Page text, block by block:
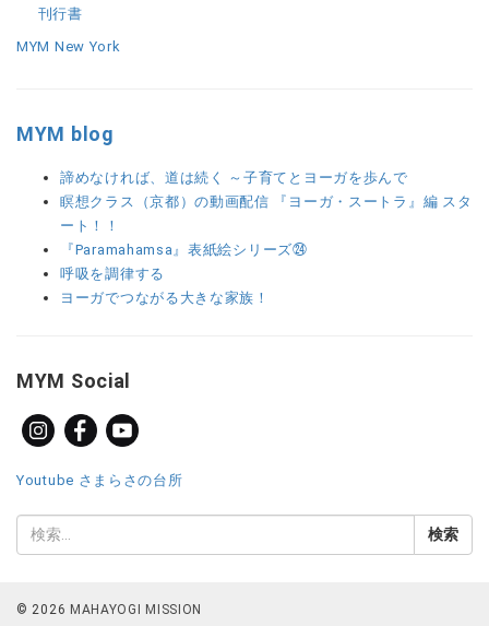
刊行書
MYM New York
MYM blog
諦めなければ、道は続く ～子育てとヨーガを歩んで
瞑想クラス（京都）の動画配信 『ヨーガ・スートラ』編 スタ
ート！！
『Paramahamsa』表紙絵シリーズ㉔
呼吸を調律する
ヨーガでつながる大きな家族！
MYM Social
Youtube さまらさの台所
© 2026 MAHAYOGI MISSION